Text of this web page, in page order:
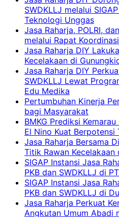
SWDKLLJ melalui
Teknologi Unggas
Jasa Raharja, POLRI,
melalui Rapat
Jasa Raharja DIY
Kecelakaan di
Jasa Raharja DIY
SWDKLLJ Lewat
Edu Medika
Pertumbuhan Kinerja
bagi Masyarakat
BMKG Prediksi
El Nino Kuat Berpotensi
Jasa Raharja Bersama
Titik Rawan
SIGAP Instansi Jasa
PKB dan SWDKLLJ di
SIGAP Instansi Jasa
PKB dan SWDKLLJ di
Jasa Raharja Perkuat
Angkutan Umum Abadi